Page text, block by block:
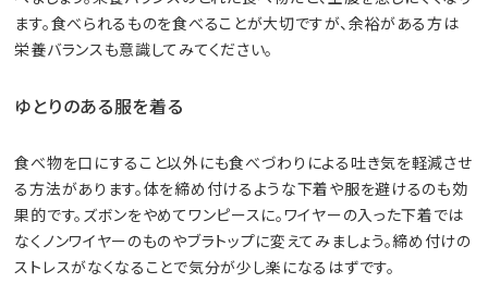
ます。食べられるものを食べることが大切ですが、余裕がある方は
栄養バランスも意識してみてください。
ゆとりのある服を着る
食べ物を口にすること以外にも食べづわりによる吐き気を軽減させ
る方法があります。体を締め付けるような下着や服を避けるのも効
果的です。ズボンをやめてワンピースに。ワイヤーの入った下着では
なくノンワイヤーのものやブラトップに変えてみましょう。締め付けの
ストレスがなくなることで気分が少し楽になるはずです。